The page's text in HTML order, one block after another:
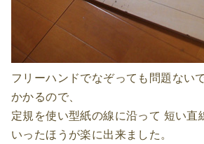
フリーハンドでなぞっても問題ない
かかるので、
定規を使い型紙の線に沿って 短い直
いったほうが楽に出来ました。